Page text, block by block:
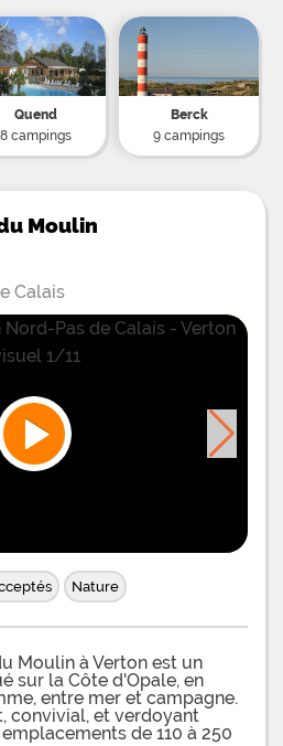
Bagatelle ou un peu plus
réputée pour son aquarium
Quend
8 campings
Berck
9 campings
Moulin
Calais
Nature
Moulin à Verton est un
sur la Côte d'Opale, en
entre mer et campagne.
convivial, et verdoyant
de 110 à 250